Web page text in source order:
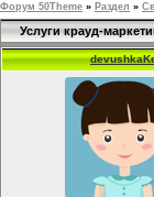
Форум 50Theme » Раздел »
Услуги крауд-